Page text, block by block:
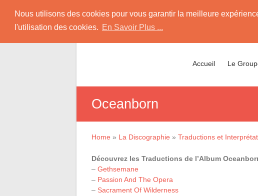
Nous utilisons des cookies pour vous garantir la meilleure
l'utilisation des cookies. En Savoir Plus ...
content
Sleeping Web Sun
Site Consacré à Nightwish avec la Chanteuse Tarja
Accueil Le
Oceanborn
Home » La Discographie » Traductions et
Découvrez les Traductions de l’Album
– Gethsemane
– Passion And The Opera
– Sacrament Of Wilderness